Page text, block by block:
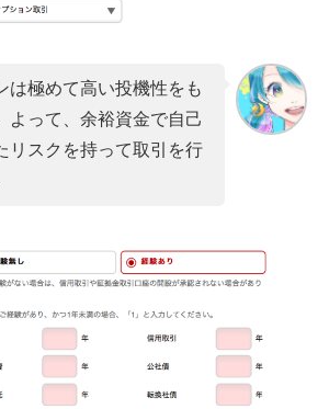
は極めて高い投機性をも
よって、余裕資金で自己
リスクを持って取引を行